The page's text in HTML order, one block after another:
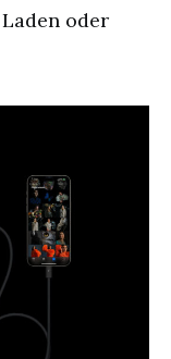
oder